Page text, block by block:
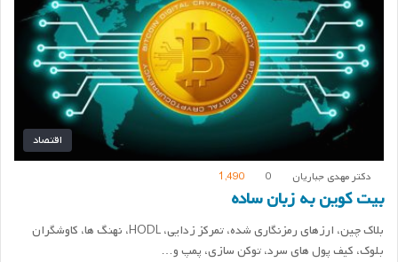
اقتصاد
دکتر مهدی جباریان 0
1,490
بیت کوین به زبان ساده
بلاک چین، ارزهای رمزنگاری شده، تمرکز زدایی، HODL، نهنگ ها، کاوشگران
بلوک، کیف پول های سرد، توکن سازی، پمپ و…